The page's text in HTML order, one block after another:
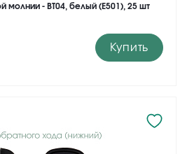
молнии - BT04, белый (E501), 25 шт
Купить